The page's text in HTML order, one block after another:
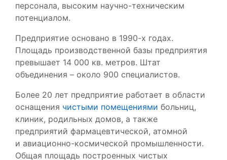
персонала, высоким научно-техническим
потенциалом.
Предприятие основано в 1990-х годах.
Площадь производственной базы предприятия
превышает 14 000 кв. метров. Штат
объединения – около 900 специалистов.
Более 20 лет предприятие работает в области
оснащения чистыми помещениями больниц,
клиник, родильных домов, а также
предприятий фармацевтической, атомной
и авиационно-космической промышленности.
Общая площадь построенных чистых